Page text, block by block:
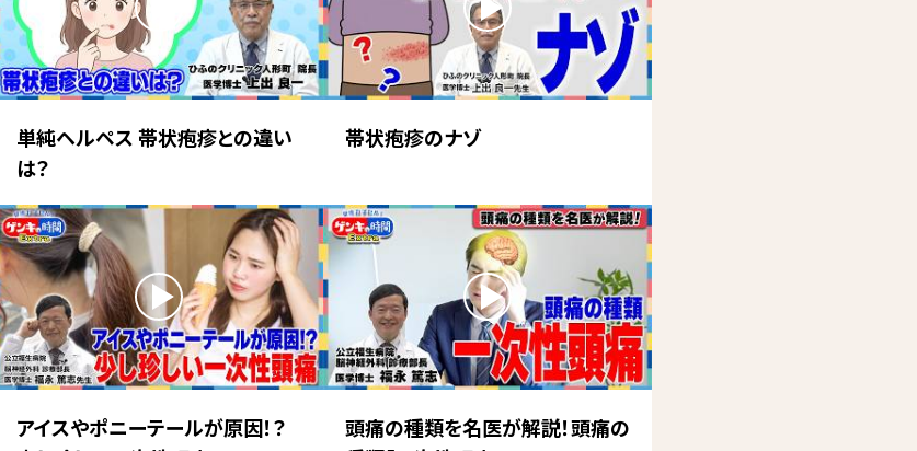
単純ヘルペス 帯状疱疹との違い
は？
帯状疱疹のナゾ
アイスやポニーテールが原因！？
頭痛の種類を名医が解説！頭痛の